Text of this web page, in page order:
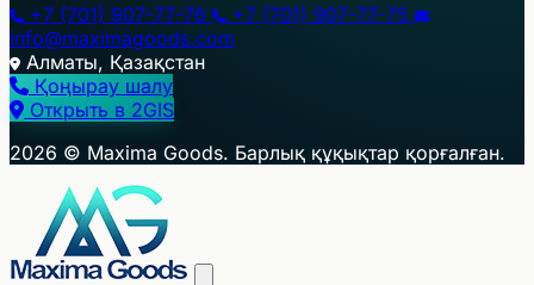
+7 (701) 907-77-76
+7 (701) 907-77-75
info@maximagoods.com
Алматы, Қазақстан
Қоңырау шалу
+
−
Открыть в 2GIS
2026 © Maxima Goods. Барлық құқықтар қорғалған.